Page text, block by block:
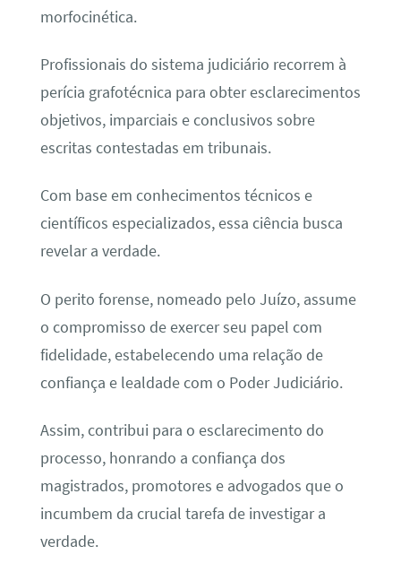
morfocinética.
Profissionais do sistema judiciário recorrem à
perícia grafotécnica para obter esclarecimentos
objetivos, imparciais e conclusivos sobre
escritas contestadas em tribunais.
Com base em conhecimentos técnicos e
científicos especializados, essa ciência busca
revelar a verdade.
O perito forense, nomeado pelo Juízo, assume
o compromisso de exercer seu papel com
fidelidade, estabelecendo uma relação de
confiança e lealdade com o Poder Judiciário.
Assim, contribui para o esclarecimento do
processo, honrando a confiança dos
magistrados, promotores e advogados que o
incumbem da crucial tarefa de investigar a
verdade.